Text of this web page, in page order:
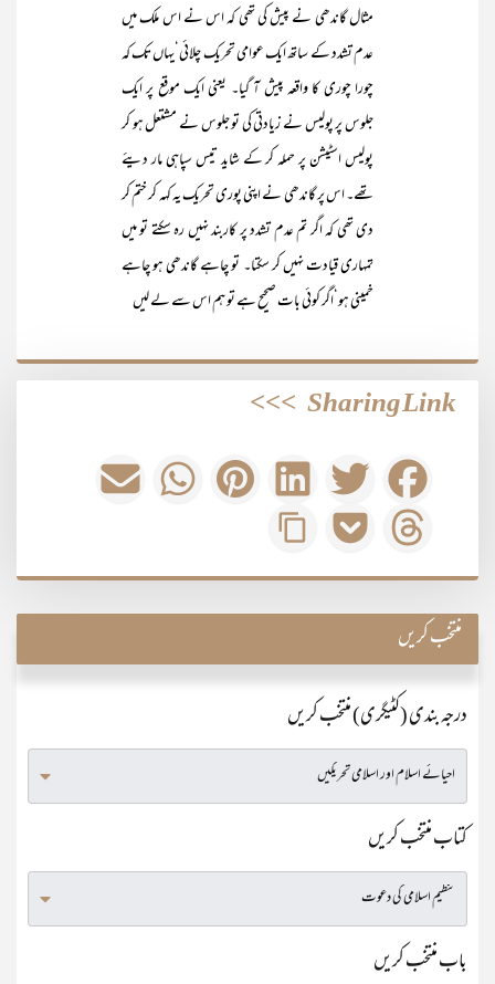
مثال گاندھی نے پیش کی تھی کہ اس نے اس ملک میں
عدم تشدد کے ساتھ ایک عوامی تحریک چلائی‘یہاں تک کہ
چورا چوری کا واقعہ پیش آ گیا۔ یعنی ایک موقع پر ایک
جلوس پر پولیس نے زیادتی کی تو جلوس نے مشتعل ہو کر
پولیس اسٹیشن پر حملہ کر کے شاید تیس سپاہی مار دیئے
تھے۔ اس پر گاندھی نے اپنی پوری تحریک یہ کہہ کر ختم کر
دی تھی کہ اگر تم عدم تشدد پر کاربند نہیں رہ سکتے تو میں
تمہاری قیادت نہیں کر سکتا۔ تو چاہے گاندھی ہو چاہے
خمینی ہو‘اگر کوئی بات صحیح ہے تو ہم اس سے لے لیں
Sharing Link
>>>
منتخب کریں
درجہ بندی (کٹیگری) منتخب کریں
کتاب منتخب کریں
باب منتخب کریں